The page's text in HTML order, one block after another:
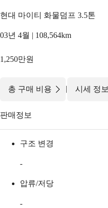
현대 마이티 화물덤프 3.5톤
03년 4월 | 108,564km
1,250만원
총 구매 비용 | 시세 정보
판매정보
구조 변경
-
압류/저당
-